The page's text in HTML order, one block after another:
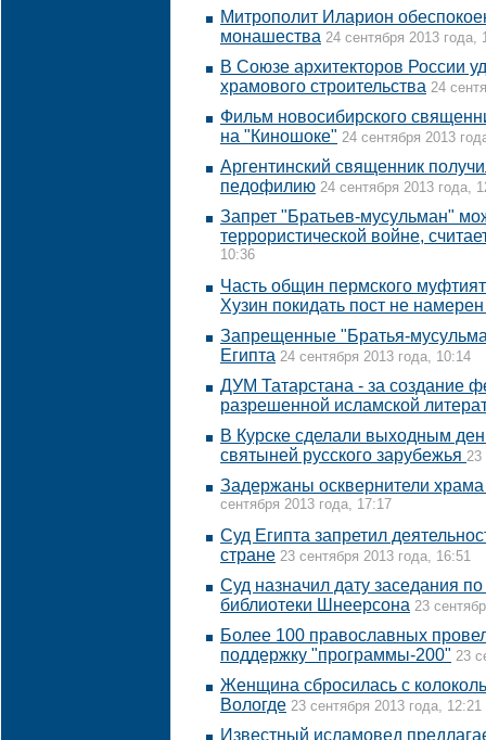
Митрополит Иларион
монашества 24 сентября 2013 года,
В Союзе архитекторов России
храмового строительства 24
Фильм новосибирского
на "Киношоке" 24 сентября 2013
Аргентинский священник
педофилию 24 сентября 2013 года,
Запрет "Братьев-мусульман"
террористической войне,
10:36
Часть общин пермского
Хузин покидать пост не
Запрещенные "Братья-
Египта 24 сентября 2013 года, 10:14
ДУМ Татарстана - за создание
разрешенной исламской
В Курске сделали выходным
святыней русского зарубежья 23
Задержаны осквернители
сентября 2013 года, 17:17
Суд Египта запретил
стране 23 сентября 2013 года, 16:51
Суд назначил дату заседания по
библиотеки Шнеерсона 23
Более 100 православных
поддержку "программы-200" 23
Женщина сбросилась с
Вологде 23 сентября 2013 года, 12:21
Известный исламовед